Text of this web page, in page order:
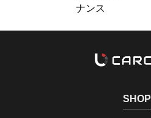
ナンス
SHOP